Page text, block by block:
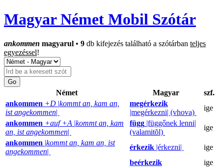
Magyar Német Mobil Szótár
ankommen magyarul • 9 db kifejezés található a szótárban teljes
egyezéssel!
Német Magyar
szf.
ankommen +D |kommt an, kam an,
ist angekommen|
megérkezik
|megérkezni| (vhova)
ige
ankommen +auf +A |kommt an, kam
an, ist angekommen|
függ |függőnek lenni|
(valamitõl)
ige
ankommen |kommt an, kam an, ist
angekommen|
érkezik |érkezni|
ige
beérkezik
ige